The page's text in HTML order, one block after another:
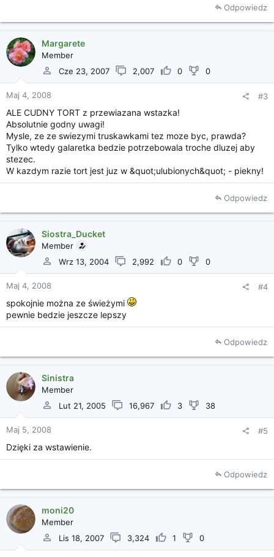
Odpowiedz
Margarete
Member
Cze 23, 2007
2,007 0 0
Maj 4, 2008 #3
ALE CUDNY TORT z przewiazana wstazka!
Absolutnie godny uwagi!
Mysle, ze ze swiezymi truskawkami tez moze byc, prawda?
Tylko wtedy galaretka bedzie potrzebowala troche dluzej aby
stezec.
W kazdym razie tort jest juz w &quot;ulubionych&quot; - piekny!
Odpowiedz
Siostra_Ducket
Member
Wrz 13, 2004
2,992 0 0
Maj 4, 2008 #4
spokojnie można ze świeżymi
pewnie bedzie jeszcze lepszy
Odpowiedz
Sinistra
Member
Lut 21, 2005
16,967 3 38
Maj 5, 2008 #5
Dzięki za wstawienie.
Odpowiedz
moni20
Member
Lis 18, 2007
3,324 1 0